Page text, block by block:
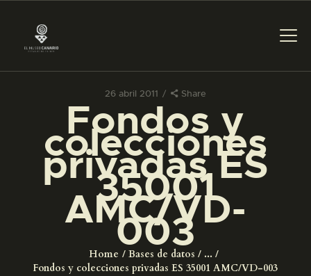
26 abril 2011 Share
Fondos y
colecciones
privadas ES
35001
AMC/VD-
003
Home Bases de datos
...
Fondos y colecciones privadas ES 35001 AMC/VD-003
PREPARAR LA VISITA
ACTIVIDADES
█
EL MUSEO